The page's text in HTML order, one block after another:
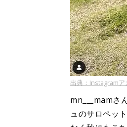
出典：Instagramア
mn___mamさ
ュのサロペッ